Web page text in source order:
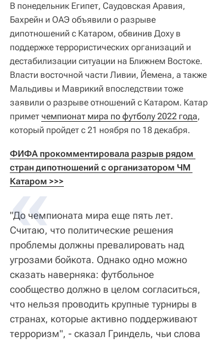
В понедельник Египет, Саудовская Аравия,
Бахрейн и ОАЭ объявили о разрыве
дипотношений с Катаром, обвинив Доху в
поддержке террористических организаций и
дестабилизации ситуации на Ближнем Востоке.
Власти восточной части Ливии, Йемена, а также
Мальдивы и Маврикий впоследствии тоже
заявили о разрыве отношений с Катаром. Катар
примет чемпионат мира по футболу 2022 года,
который пройдет с 21 ноября по 18 декабря.
ФИФА прокомментировала разрыв рядом
стран дипотношений с организатором ЧМ
Катаром >>>
"До чемпионата мира еще пять лет.
Считаю, что политические решения
проблемы должны превалировать над
угрозами бойкота. Однако одно можно
сказать наверняка: футбольное
сообщество должно в целом согласиться,
что нельзя проводить крупные турниры в
странах, которые активно поддерживают
терроризм", - сказал Гриндель, чьи слова